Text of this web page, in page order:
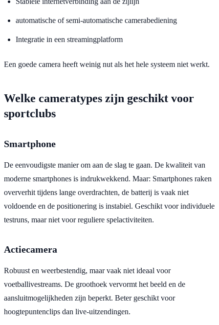
automatische of semi-automatische camerabediening
Integratie in een streamingplatform
Een goede camera heeft weinig nut als het hele systeem niet werkt.
Welke cameratypes zijn geschikt voor
sportclubs
Smartphone
De eenvoudigste manier om aan de slag te gaan. De kwaliteit van
moderne smartphones is indrukwekkend. Maar: Smartphones raken
oververhit tijdens lange overdrachten, de batterij is vaak niet
voldoende en de positionering is instabiel. Geschikt voor individuele
testruns, maar niet voor reguliere spelactiviteiten.
Actiecamera
Robuust en weerbestendig, maar vaak niet ideaal voor
voetballivestreams. De groothoek vervormt het beeld en de
aansluitmogelijkheden zijn beperkt. Beter geschikt voor
hoogtepuntenclips dan live-uitzendingen.